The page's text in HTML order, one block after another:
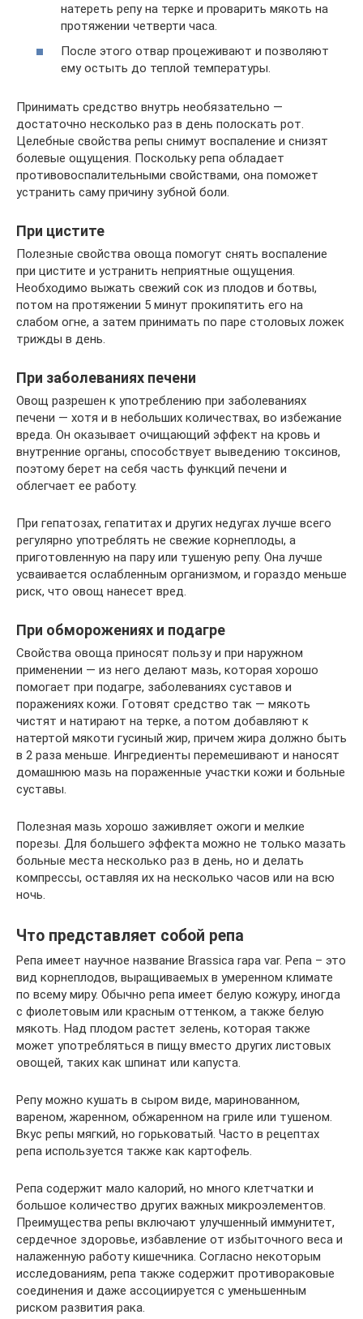
натереть репу на терке и проварить мякоть на
протяжении четверти часа.
После этого отвар процеживают и позволяют
ему остыть до теплой температуры.
Принимать средство внутрь необязательно —
достаточно несколько раз в день полоскать рот.
Целебные свойства репы снимут воспаление и снизят
болевые ощущения. Поскольку репа обладает
противовоспалительными свойствами, она поможет
устранить саму причину зубной боли.
При цистите
Полезные свойства овоща помогут снять воспаление
при цистите и устранить неприятные ощущения.
Необходимо выжать свежий сок из плодов и ботвы,
потом на протяжении 5 минут прокипятить его на
слабом огне, а затем принимать по паре столовых ложек
трижды в день.
При заболеваниях печени
Овощ разрешен к употреблению при заболеваниях
печени — хотя и в небольших количествах, во избежание
вреда. Он оказывает очищающий эффект на кровь и
внутренние органы, способствует выведению токсинов,
поэтому берет на себя часть функций печени и
облегчает ее работу.
При гепатозах, гепатитах и других недугах лучше всего
регулярно употреблять не свежие корнеплоды, а
приготовленную на пару или тушеную репу. Она лучше
усваивается ослабленным организмом, и гораздо меньше
риск, что овощ нанесет вред.
При обморожениях и подагре
Свойства овоща приносят пользу и при наружном
применении — из него делают мазь, которая хорошо
помогает при подагре, заболеваниях суставов и
поражениях кожи. Готовят средство так — мякоть
чистят и натирают на терке, а потом добавляют к
натертой мякоти гусиный жир, причем жира должно быть
в 2 раза меньше. Ингредиенты перемешивают и наносят
домашнюю мазь на пораженные участки кожи и больные
суставы.
Полезная мазь хорошо заживляет ожоги и мелкие
порезы. Для большего эффекта можно не только мазать
больные места несколько раз в день, но и делать
компрессы, оставляя их на несколько часов или на всю
ночь.
Что представляет собой репа
Репа имеет научное название Brassica rapa var. Репа – это
вид корнеплодов, выращиваемых в умеренном климате
по всему миру. Обычно репа имеет белую кожуру, иногда
с фиолетовым или красным оттенком, а также белую
мякоть. Над плодом растет зелень, которая также
может употребляться в пищу вместо других листовых
овощей, таких как шпинат или капуста.
Репу можно кушать в сыром виде, маринованном,
вареном, жаренном, обжаренном на гриле или тушеном.
Вкус репы мягкий, но горьковатый. Часто в рецептах
репа используется также как картофель.
Репа содержит мало калорий, но много клетчатки и
большое количество других важных микроэлементов.
Преимущества репы включают улучшенный иммунитет,
сердечное здоровье, избавление от избыточного веса и
налаженную работу кишечника. Согласно некоторым
исследованиям, репа также содержит противораковые
соединения и даже ассоциируется с уменьшенным
риском развития рака.